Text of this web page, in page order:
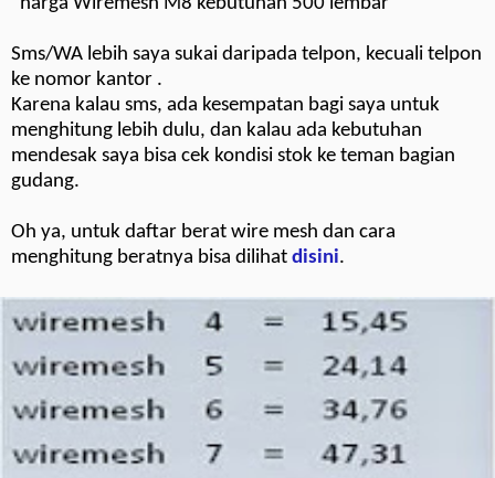
Sms/WA lebih saya sukai daripada telpon, kecuali telpon
ke nomor kantor .
Karena kalau sms, ada kesempatan bagi saya untuk
menghitung lebih dulu, dan kalau ada kebutuhan
mendesak saya bisa cek kondisi stok ke teman bagian
gudang.
Oh ya, untuk daftar berat wire mesh dan cara
menghitung beratnya bisa dilihat disini.